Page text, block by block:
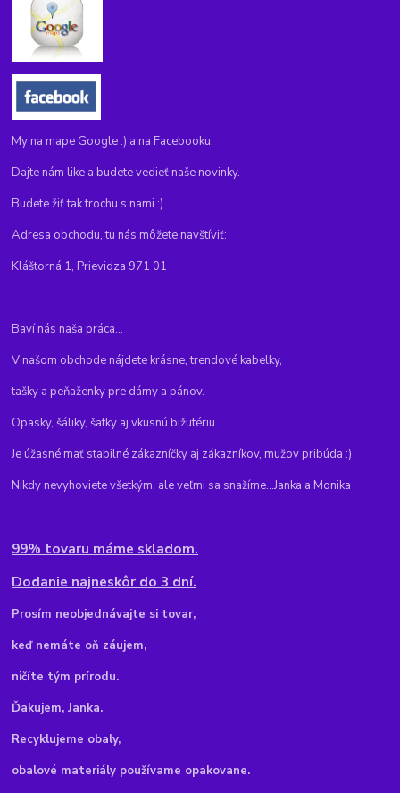
My na mape Google :) a na Facebooku.
Dajte nám like a budete vedieť naše novinky.
Budete žiť tak trochu s nami :)
Adresa obchodu, tu nás môžete navštíviť:
Kláštorná 1, Prievidza 971 01
Baví nás naša práca...
V našom obchode nájdete krásne, trendové kabelky,
tašky a peňaženky pre dámy a pánov.
Opasky, šáliky, šatky aj vkusnú bižutériu.
Je úžasné mať stabilné zákazníčky aj zákazníkov, mužov pribúda :)
Nikdy nevyhoviete všetkým, ale veľmi sa snažíme...Janka a Monika
99% tovaru máme skladom.
Dodanie najneskôr do 3 dní.
Prosím neobjednávajte si tovar,
keď nemáte oň záujem,
ničíte tým prírodu.
Ďakujem, Janka.
Recyklujeme obaly,
obalové materiály používame opakovane.